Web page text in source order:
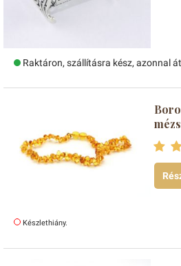
Raktáron, szállításra kész, azonnal
Készlethiány.